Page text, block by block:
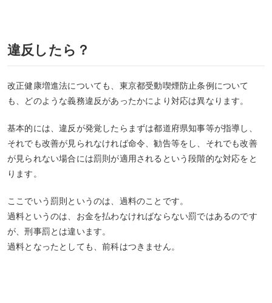
違反したら？
改正健康増進法についても、東京都受動喫煙防止条例について
も、どのような義務違反があったかにより対応は異なります。
基本的には、違反が発覚したらまずは都道府県知事等が指導し、
それでも改善が見られなければ命令、勧告等をし、それでも改善
が見られない場合には罰則が適用されるという段階的な対応をと
ります。
ここでいう罰則というのは、過料のことです。
過料というのは、お金を払わなければならない罰ではあるのです
が、刑事罰とは違います。
過料となったとしても、前科はつきません。